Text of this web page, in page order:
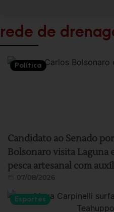
rede de
Política
Candidato ao Senado
Bolsonaro visita Laguna
pesca artesanal com
07/08/2026
Esportes